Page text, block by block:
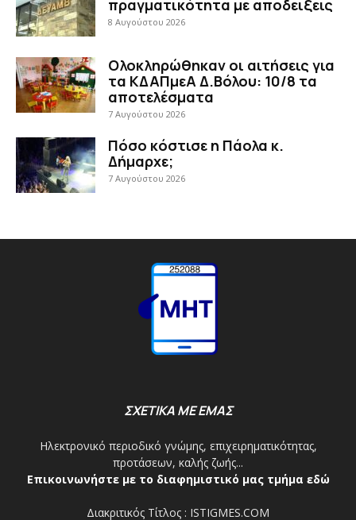
πραγματικότητα με αποδειξεις
8 Αυγούστου 2026
Ολοκληρώθηκαν οι αιτήσεις για
τα ΚΔΑΠμεΑ Δ.Βόλου: 10/8 τα
αποτελέσματα
7 Αυγούστου 2026
Πόσο κόστισε η Πάολα κ.
Δήμαρχε;
7 Αυγούστου 2026
ΣΧΕΤΙΚΑ ΜΕ ΕΜΑΣ
Ηλεκτρονικό περιοδικό γνώμης, επιχειρηματικότητας,
προτάσεων, καλής ζωής...
Επικοινωνήστε με το διαφημιστικό μας τμήμα εδώ
Διακριτικός Τίτλος : ISTIGMES.COM